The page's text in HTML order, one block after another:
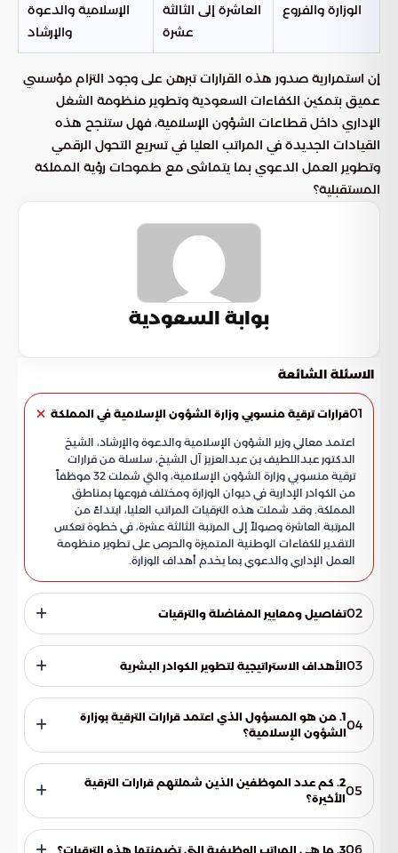
الوزارة والفروع
العاشرة إلى الثالثة
عشرة
الإسلامية والدعوة
والإرشاد
إن استمرارية صدور هذه القرارات تبرهن على وجود التزام مؤسسي
عميق بتمكين الكفاءات السعودية وتطوير منظومة الشغل
الإداري داخل قطاعات الشؤون الإسلامية، فهل ستنجح هذه
القيادات الجديدة في المراتب العليا في تسريع التحول الرقمي
وتطوير العمل الدعوي بما يتماشى مع طموحات رؤية المملكة
المستقبلية؟
بوابة السعودية
الاسئلة الشائعة
01قرارات ترقية منسوبي وزارة الشؤون الإسلامية في المملكة
اعتمد معالي وزير الشؤون الإسلامية والدعوة والإرشاد، الشيخ
الدكتور عبداللطيف بن عبدالعزيز آل الشيخ، سلسلة من قرارات
ترقية منسوبي وزارة الشؤون الإسلامية، والتي شملت 32 موظفاً
من الكوادر الإدارية في ديوان الوزارة ومختلف فروعها بمناطق
المملكة. وقد شملت هذه الترقيات المراتب العليا، ابتداءً من
المرتبة العاشرة وصولاً إلى المرتبة الثالثة عشرة، في خطوة تعكس
التقدير للكفاءات الوطنية المتميزة والحرص على تطوير منظومة
العمل الإداري والدعوي بما يخدم أهداف الوزارة.
02تفاصيل ومعايير المفاضلة والترقيات
أوضحت بوابة السعودية أن هذه القرارات جاءت بعد مراجعة دقيقة
واستيفاء كامل للمتطلبات النظامية، حيث استندت عملية الاختيار
إلى معايير مهنية صارمة تضمن تحقيق الشفافية، ومن أبرزها:
03الأهداف الاستراتيجية لتطوير الكوادر البشرية
تندرج هذه الترقيات ضمن رؤية شاملة تقودها الإدارة العامة
للموارد البشرية لتحسين بيئة العمل وتطوير الأداء المؤسسي، حيث
تسعى الوزارة من خلال هذه المبادرات إلى تحقيق ما يلي: إن
استمرارية صدور هذه القرارات تبرهن على وجود التزام مؤسسي
عميق بتمكين الكفاءات السعودية وتطوير منظومة الشغل الإداري
داخل قطاعات الشؤون الإسلامية بما يتماشى مع طموحات رؤية
المملكة المستقبلية.
04 1. من هو المسؤول الذي اعتمد قرارات الترقية بوزارة
الشؤون الإسلامية؟
قام معالي وزير الشؤون الإسلامية والدعوة والإرشاد، الشيخ
الدكتور عبداللطيف بن عبدالعزيز آل الشيخ، باعتماد سلسلة من
قرارات الترقية لمنسوبي الوزارة.05 2. كم عدد الموظفين الذين شملتهم قرارات الترقية
الأخيرة؟
شملت قرارات الترقية 32 موظفاً من الكوادر الإدارية العاملين في
ديوان الوزارة وفي مختلف فروعها الموزعة بمناطق المملكة العربية063. ما هي المراتب الوظيفية التي تضمنتها هذه الترقيات؟